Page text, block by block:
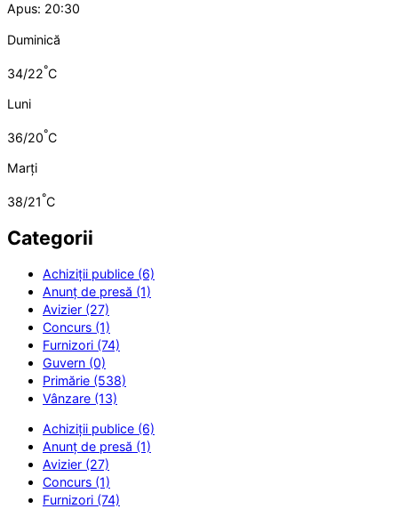
Apus: 20:30
Duminică
34/22°C
Luni
36/20°C
Marți
38/21°C
Categorii
Achiziții publice (6)
Anunț de presă (1)
Avizier (27)
Concurs (1)
Furnizori (74)
Guvern (0)
Primărie (538)
Vânzare (13)
Achiziții publice (6)
Anunț de presă (1)
Avizier (27)
Concurs (1)
Furnizori (74)